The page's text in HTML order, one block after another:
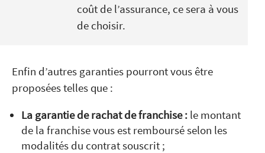
coût de l’assurance, ce sera à vous
de choisir.
Enfin d’autres garanties pourront vous être
proposées telles que :
La garantie de rachat de franchise : le montant
de la franchise vous est remboursé selon les
modalités du contrat souscrit ;